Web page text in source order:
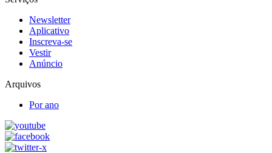
Newsletter
Aplicativo
Inscreva-se
Vestir
Anúncio
Arquivos
Por ano